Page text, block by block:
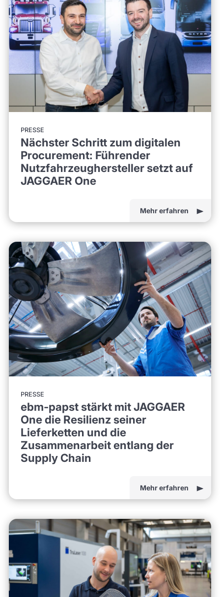
PRESSE
Nächster Schritt zum digitalen
Procurement: Führender
Nutzfahrzeughersteller setzt auf
JAGGAER One
Mehr erfahren
PRESSE
ebm-papst stärkt mit JAGGAER
One die Resilienz seiner
Lieferketten und die
Zusammenarbeit entlang der
Supply Chain
Mehr erfahren